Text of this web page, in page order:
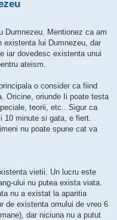
Dumnezeu. Mentionez ca am
lui Dumnezeu, dar
iar dovedesc existenta unui
ateism.
o consider ca fiind
Oricine, oriunde Ii poate testa
teorii, etc.. Sigur ca
10 minute si gata, e fiert.
nu poate spune cat va
vietii. Un lucru este
ului nu putea exista viata.
nu a existat la aparitia
de existenta omului de vreo 6
dar niciuna nu a putut